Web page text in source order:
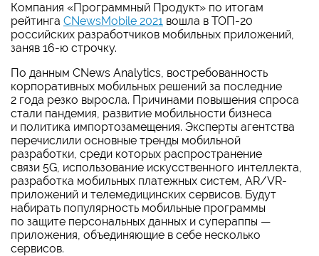
Компания «Программный Продукт» по итогам
рейтинга CNewsMobile 2021 вошла в ТОП-20
российских разработчиков мобильных приложений,
заняв 16-ю строчку.
По данным CNews Analytics, востребованность
корпоративных мобильных решений за последние
2 года резко выросла. Причинами повышения спроса
стали пандемия, развитие мобильности бизнеса
и политика импортозамещения. Эксперты агентства
перечислили основные тренды мобильной
разработки, среди которых распространение
связи 5G, использование искусственного интеллекта,
разработка мобильных платежных систем, AR/VR-
приложений и телемедицинских сервисов. Будут
набирать популярность мобильные программы
по защите персональных данных и супераппы —
приложения, объединяющие в себе несколько
сервисов.